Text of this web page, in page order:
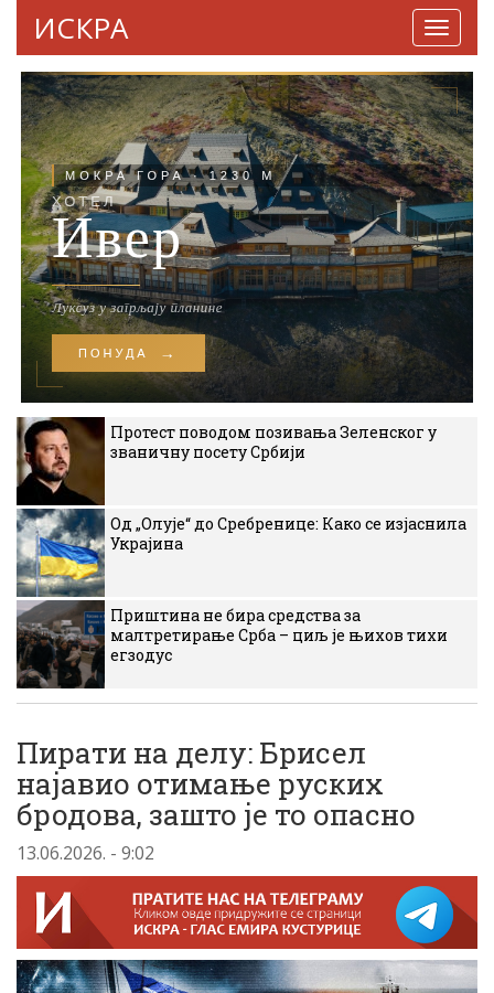
ИСКРА
Протест поводом позивања Зеленског у
званичну посету Србији
Од „Олује“ до Сребренице: Како се изјаснила
Украјина
Приштина не бира средства за
малтретирање Срба – циљ је њихов тихи
егзодус
Пирати на делу: Брисел
најавио отимање руских
бродова, зашто је то опасно
13.06.2026. - 9:02